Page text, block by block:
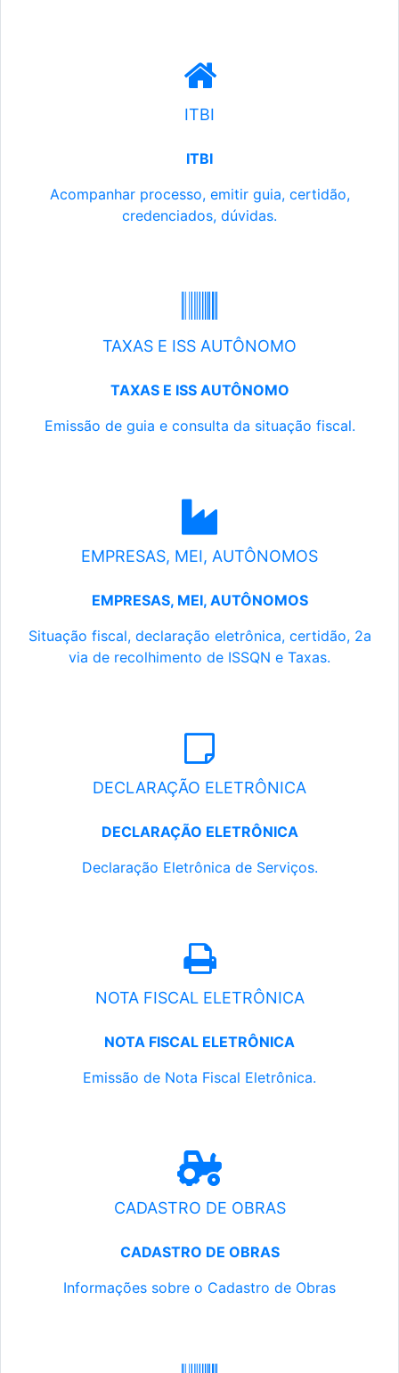
ITBI
ITBI
Acompanhar processo, emitir guia, certidão,
credenciados, dúvidas.
TAXAS E ISS AUTÔNOMO
TAXAS E ISS AUTÔNOMO
Emissão de guia e consulta da situação fiscal.
EMPRESAS, MEI, AUTÔNOMOS
EMPRESAS, MEI, AUTÔNOMOS
Situação fiscal, declaração eletrônica, certidão, 2a
via de recolhimento de ISSQN e Taxas.
DECLARAÇÃO ELETRÔNICA
DECLARAÇÃO ELETRÔNICA
Declaração Eletrônica de Serviços.
NOTA FISCAL ELETRÔNICA
NOTA FISCAL ELETRÔNICA
Emissão de Nota Fiscal Eletrônica.
CADASTRO DE OBRAS
CADASTRO DE OBRAS
Informações sobre o Cadastro de Obras